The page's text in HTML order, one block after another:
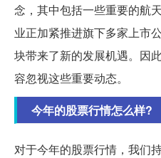
念，其中包括一些重要的航
业正加紧推进旗下多家上市
块带来了新的发展机遇。因
容忽视这些重要动态。
今年的股票行情怎么样?
对于今年的股票行情，我们